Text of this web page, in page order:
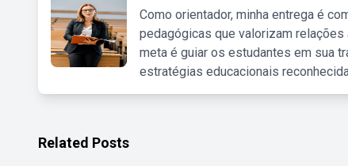
Como orientador, minha entrega é
pedagógicas que valorizam
meta é guiar os estudantes em sua
estratégias educacionais
Related Posts